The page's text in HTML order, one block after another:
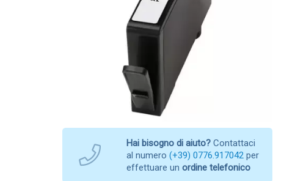
Hai bisogno di aiuto? Contattaci
al numero (+39) 0776.917042 per
effettuare un ordine telefonico